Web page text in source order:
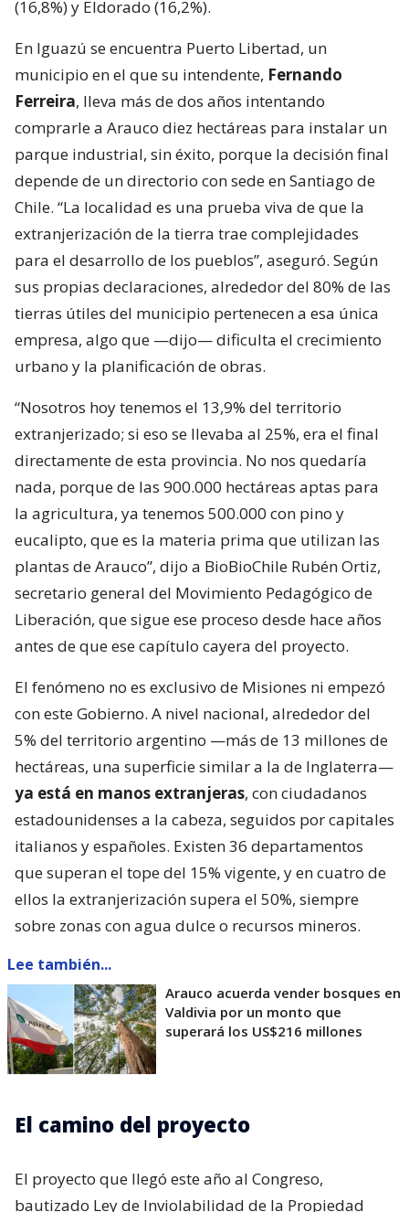
(16,8%) y Eldorado (16,2%).
En Iguazú se encuentra Puerto Libertad, un
municipio en el que su intendente, Fernando
Ferreira, lleva más de dos años intentando
comprarle a Arauco diez hectáreas para instalar un
parque industrial, sin éxito, porque la decisión final
depende de un directorio con sede en Santiago de
Chile. “La localidad es una prueba viva de que la
extranjerización de la tierra trae complejidades
para el desarrollo de los pueblos”, aseguró. Según
sus propias declaraciones, alrededor del 80% de las
tierras útiles del municipio pertenecen a esa única
empresa, algo que —dijo— dificulta el crecimiento
urbano y la planificación de obras.
“Nosotros hoy tenemos el 13,9% del territorio
extranjerizado; si eso se llevaba al 25%, era el final
directamente de esta provincia. No nos quedaría
nada, porque de las 900.000 hectáreas aptas para
la agricultura, ya tenemos 500.000 con pino y
eucalipto, que es la materia prima que utilizan las
plantas de Arauco”, dijo a BioBioChile Rubén Ortiz,
secretario general del Movimiento Pedagógico de
Liberación, que sigue ese proceso desde hace años
antes de que ese capítulo cayera del proyecto.
El fenómeno no es exclusivo de Misiones ni empezó
con este Gobierno. A nivel nacional, alrededor del
5% del territorio argentino —más de 13 millones de
hectáreas, una superficie similar a la de Inglaterra—
ya está en manos extranjeras, con ciudadanos
estadounidenses a la cabeza, seguidos por capitales
italianos y españoles. Existen 36 departamentos
que superan el tope del 15% vigente, y en cuatro de
ellos la extranjerización supera el 50%, siempre
sobre zonas con agua dulce o recursos mineros.
Lee también...
Arauco acuerda vender bosques en
Valdivia por un monto que
superará los US$216 millones
El camino del proyecto
El proyecto que llegó este año al Congreso,
bautizado Ley de Inviolabilidad de la Propiedad